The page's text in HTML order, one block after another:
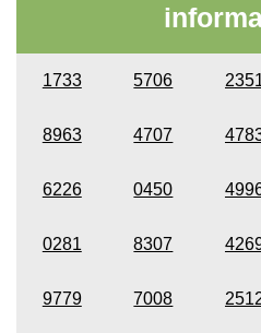
1733 5706
8963 4707
6226 0450
0281 8307
9779 7008